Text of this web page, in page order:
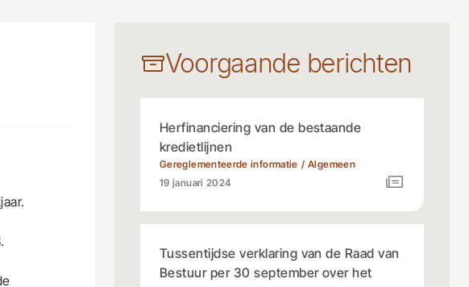
Voorgaande berichten
Herfinanciering van de bestaande
kredietlijnen
Gereglementeerde informatie
Algemeen
19 januari 2024
Tussentijdse verklaring van de Raad van
Bestuur per 30 september over het